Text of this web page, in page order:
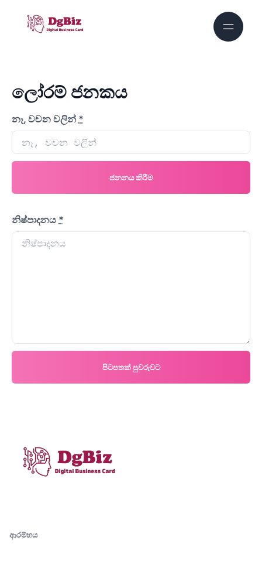
ලෝරම් ජනකය
නෑ, වචන වලින් *
ජනනය කිරීම
නිෂ්පාදනය *
පිටපතක් පුවරුවට
ආරම්භය